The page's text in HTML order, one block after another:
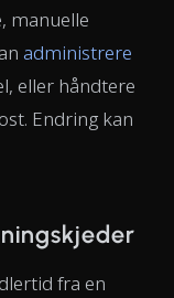
manuelle
administrere
eller håndtere
Endring kan
fra en